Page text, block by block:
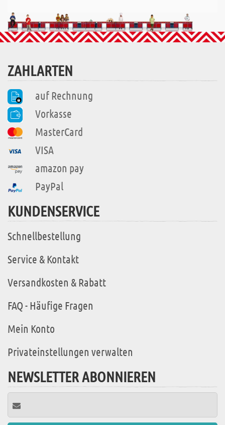
ZAHLARTEN
auf Rechnung
Vorkasse
MasterCard
VISA
amazon pay
PayPal
KUNDENSERVICE
Schnellbestellung
Service & Kontakt
Versandkosten & Rabatt
FAQ - Häufige Fragen
Mein Konto
Privateinstellungen verwalten
NEWSLETTER ABONNIEREN